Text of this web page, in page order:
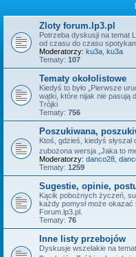
Zloty forum.lp3.pl
Potrzeba dyskusji na temat
od czasu do czasu
Moderatorzy: ku3a ku3a
Tematy: 107
Tematy okołolistowe
Kiedyś to było „Pierwsze
wątki, które nijak nie pasują
Trójki
Tematy: 756
Poszukiwana,
Ktoś, gdzieś, kiedyś
zubożona wersja „Jaka to
Moderatorzy: danco28
Tematy: 1259
Sugestie, opinie,
Kącik pobożnych życzeń,
każdy pomysł może
Forum.lp3.pl.
Tematy: 76
Inne listy przebojów
Dyskusje wszelakie na